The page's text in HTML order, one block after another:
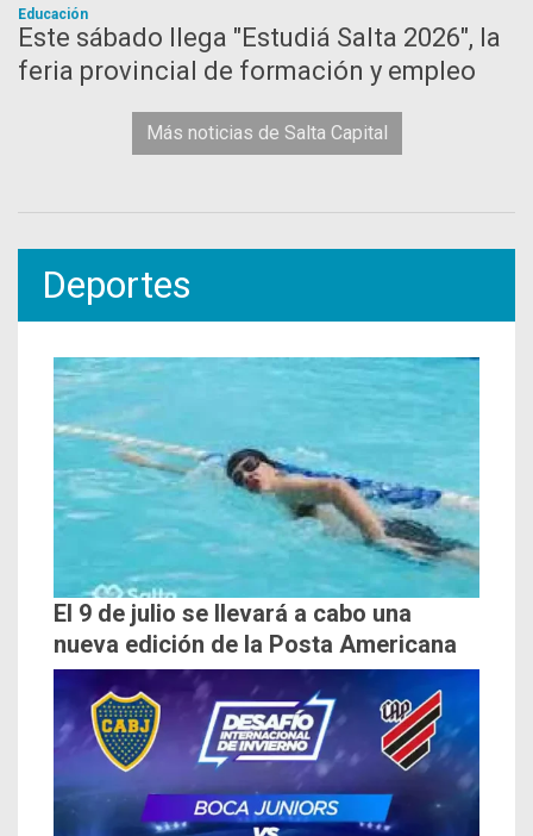
Educación
Este sábado llega "Estudiá Salta 2026", la
feria provincial de formación y empleo
Más noticias de Salta Capital
Deportes
El 9 de julio se llevará a cabo una
nueva edición de la Posta Americana